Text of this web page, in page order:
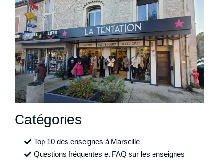
Catégories
Top 10 des enseignes à Marseille
Questions fréquentes et FAQ sur les enseignes